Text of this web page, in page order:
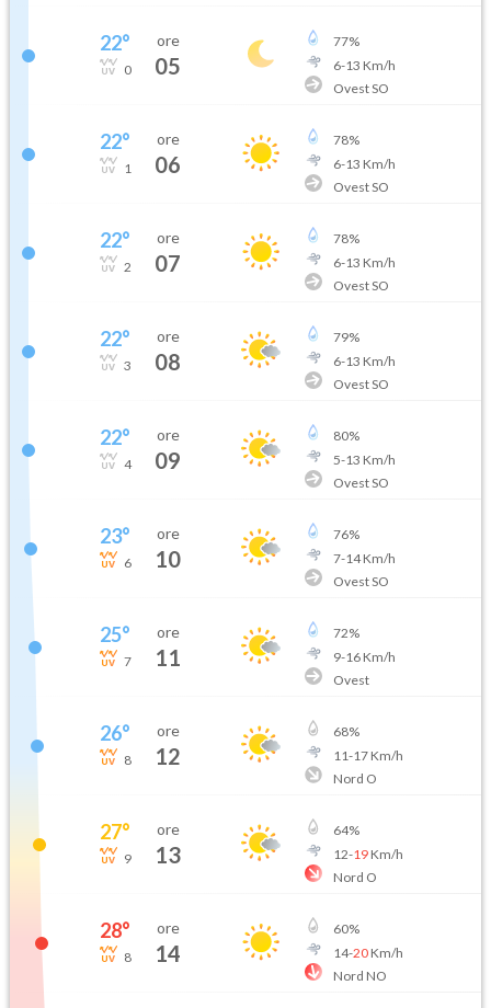
22°
0
ore
05
77%
6-13 Km/h
Ovest SO
22°
1
ore
06
78%
6-13 Km/h
Ovest SO
22°
2
ore
07
78%
6-13 Km/h
Ovest SO
22°
3
ore
08
79%
6-13 Km/h
Ovest SO
22°
4
ore
09
80%
5-13 Km/h
Ovest SO
23°
6
ore
10
76%
7-14Km/h
Ovest SO
25°
7
ore
11
72%
9-16Km/h
Ovest
26°
8
ore
12
68%
11-17Km/h
Nord O
27°
9
ore
13
64%
12-19Km/h
Nord O
28°
8
ore
14
60%
14-20Km/h
Nord NO